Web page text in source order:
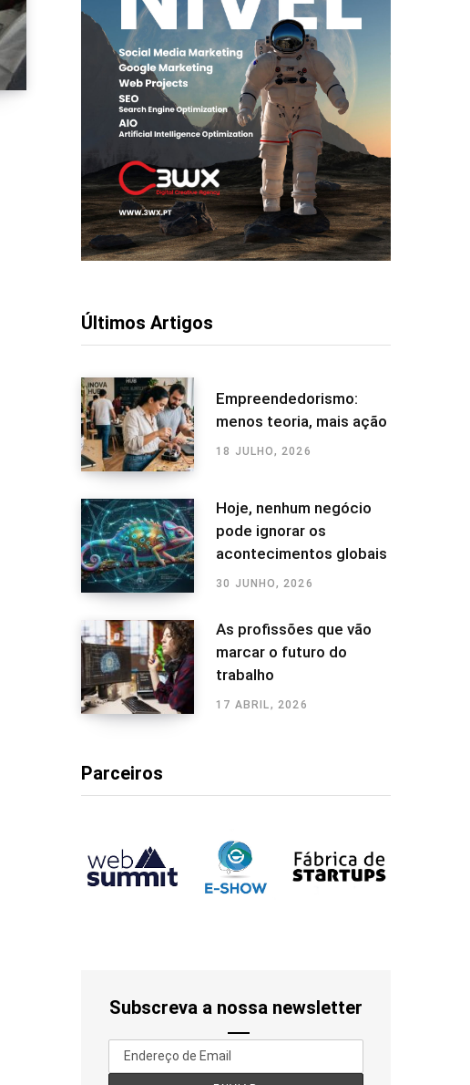
Últimos Artigos
Empreendedorismo:
menos teoria, mais ação
18 JULHO, 2026
Hoje, nenhum negócio
pode ignorar os
acontecimentos globais
30 JUNHO, 2026
As profissões que vão
marcar o futuro do
trabalho
17 ABRIL, 2026
Parceiros
Subscreva a nossa newsletter